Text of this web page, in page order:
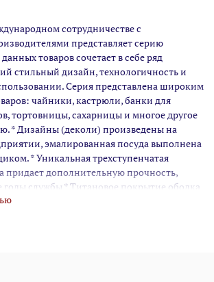
сотрудничестве с
представляет серию
товаров сочетает в себе ряд
стильный дизайн, технологичность и
Серия представлена широким
чайники, кастрюли, банки для
тортовницы, сахарницы и многое другое
* Дизайны (деколи) произведены на
эмалированная посуда выполнена
* Уникальная трехступенчатая
придает дополнительную прочность,
годы службы * Титановое покрытие ободка
от коррозии * Стильная ручка